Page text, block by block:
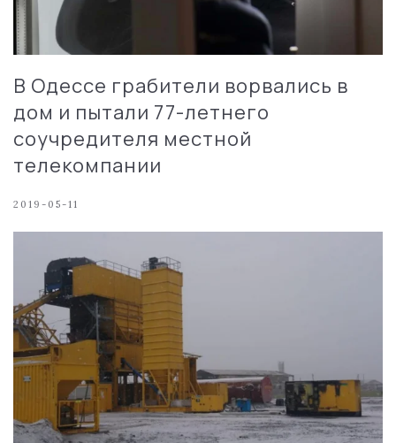
В Одессе грабители ворвались в
дом и пытали 77-летнего
соучредителя местной
телекомпании
2019-05-11